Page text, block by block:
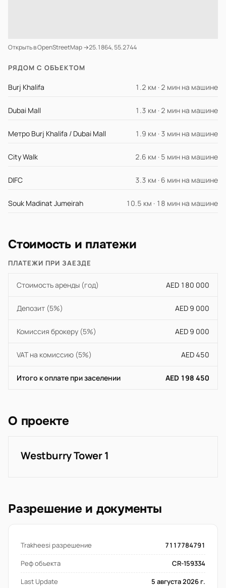
Открыть в OpenStreetMap →25.1864, 55.2744
РЯДОМ С ОБЪЕКТОМ
Burj Khalifa 1.2 км · 2 мин на машине
Dubai Mall 1.3 км · 2 мин на машине
Метро Burj Khalifa / Dubai Mall 1.9 км · 3 мин на машине
City Walk 2.6 км · 5 мин на машине
DIFC 3.3 км · 6 мин на машине
Souk Madinat Jumeirah 10.5 км · 18 мин на машине
Стоимость и платежи
ПЛАТЕЖИ ПРИ ЗАЕЗДЕ
Стоимость аренды (год) AED 180 000
Депозит (5%) AED 9 000
Комиссия брокеру (5%) AED 9 000
VAT на комиссию (5%) AED 450
Итого к оплате при заселении AED 198 450
О проекте
Westburry Tower 1
Разрешение и документы
Trakheesi разрешение
7117784791
Реф объекта
CR-159334
Last Update
5 августа 2026 г.